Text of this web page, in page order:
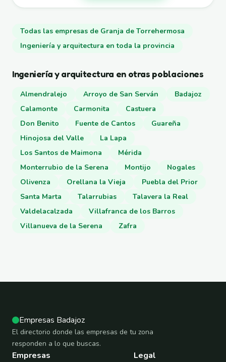
Todas las empresas de Granja de Torrehermosa
Ingeniería y arquitectura en toda la provincia
Ingeniería y arquitectura en otras poblaciones
Almendralejo Arroyo de San Serván
Badajoz
Calamonte
Carmonita
Castuera
Don Benito
Fuente de Cantos
Guareña
Hinojosa del Valle
La Lapa
Los Santos de Maimona
Mérida
Monterrubio de la Serena
Montijo
Nogales
Olivenza
Orellana la Vieja
Puebla del Prior
Santa Marta
Talarrubias
Talavera la Real
Valdelacalzada
Villafranca de los Barros
Villanueva de la Serena
Zafra
Empresas Badajoz
El directorio donde las empresas de tu zona
responden a lo que buscas.
Empresas Legal